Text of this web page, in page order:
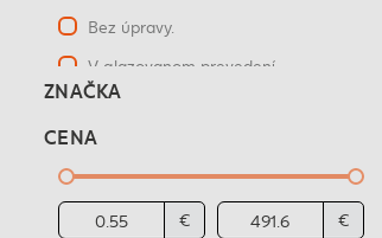
Bez úpravy.
V glazovanom prevedení.
antik
antracit
bez úpravy
bridlicovo čierna
ZNAČKA
CENA
€ €